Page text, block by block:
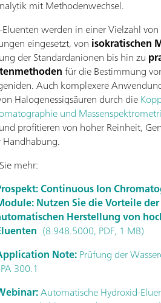
mit Methodenwechsel.
werden in einer Vielzahl von
eingesetzt, von isokratischen
der Standardanionen bis hin zu
für die Bestimmung
Auch komplexere
Halogenessigsäuren durch die
und
profitieren von hoher Reinheit,
mehr:
Continuous Ion
Nutzen Sie die Vorteile der
Herstellung von
(8.948.5000, PDF, 1 MB)
Note:Prüfung der
300.1
Automatische Hydroxid-